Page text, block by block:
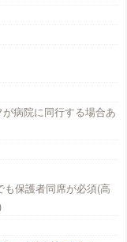
病院に同行する場合あ
保護者同席が必須(高